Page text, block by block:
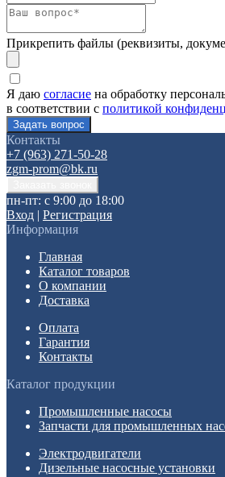
Прикрепить файлы (реквизиты,
Я даю согласие на обработку
в соответствии с политикой
Контакты
+7 (963) 271-50-28
zgm-prom@bk.ru
пн-пт: с 9:00 до 18:00
Вход | Регистрация
Информация
Главная
Каталог товаров
О компании
Доставка
Оплата
Гарантия
Контакты
Каталог продукции
Промышленные насосы
Запчасти для промышленных
Электродвигатели
Дизельные насосные установки